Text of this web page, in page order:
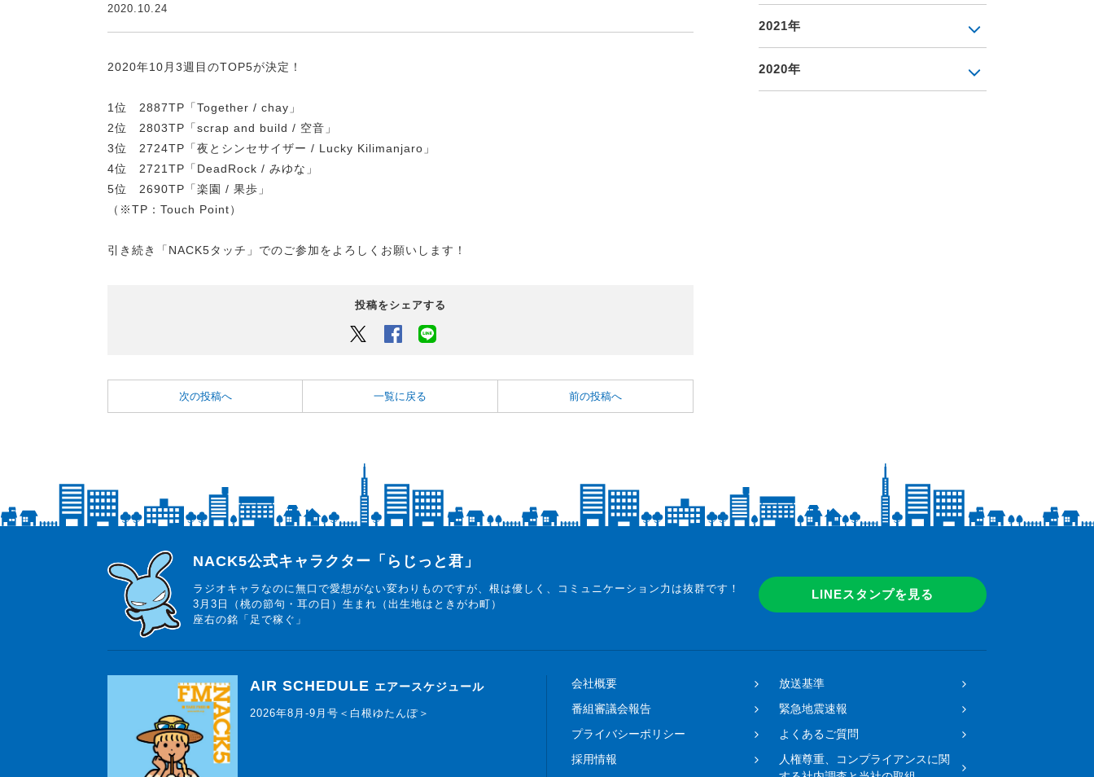
2020.10.24
2020年10月3週目のTOP5が決定！
1位 2887TP「Together / chay」
2位 2803TP「scrap and build / 空音」
3位 2724TP「夜とシンセサイザー / Lucky Kilimanjaro」
4位 2721TP「DeadRock / みゆな」
5位 2690TP「楽園 / 果歩」
（※TP：Touch Point）
引き続き「NACK5タッチ」でのご参加をよろしくお願いします！
投稿をシェアする
Twitter Facebook
次の投稿へ 一覧に戻る 前の投稿へ
2021年
2020年
らじっと君
NACK5公式キャラクター「らじっと君」
ラジオキャラなのに無口で愛想がない変わりものですが、根は優しく、コミュニケーション力は抜群です！
3月3日（桃の節句・耳の日）生まれ（出生地はときがわ町）
座右の銘「足で稼ぐ」
LINEスタンプを見る
AIR SCHEDULE エアースケジュール
2026年8月-9月号＜白根ゆたんぽ＞
会社概要
放送基準
番組審議会報告
緊急地震速報
プライバシーポリシー
よくあるご質問
採用情報
人権尊重、コンプライアンスに関